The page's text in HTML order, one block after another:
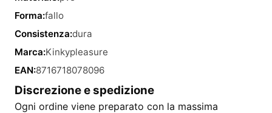
Forma:fallo
Consistenza:dura
Marca:Kinkypleasure
EAN:8716718078096
Discrezione e spedizione
Ogni ordine viene preparato con la massima